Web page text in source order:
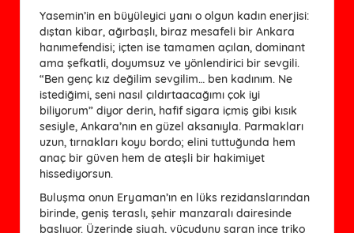
Yasemin’in en büyüleyici yanı o olgun kadın enerjisi:
dıştan kibar, ağırbaşlı, biraz mesafeli bir Ankara
hanımefendisi; içten ise tamamen açılan, dominant
ama şefkatli, doyumsuz ve yönlendirici bir sevgili.
“Ben genç kız değilim sevgilim… ben kadınım. Ne
istediğimi, seni nasıl çıldırtaacağımı çok iyi
biliyorum” diyor derin, hafif sigara içmiş gibi kısık
sesiyle, Ankara’nın en güzel aksanıyla. Parmakları
uzun, tırnakları koyu bordo; elini tuttuğunda hem
anaç bir güven hem de ateşli bir hakimiyet
hissediyorsun.
Buluşma onun Eryaman’ın en lüks rezidanslarından
birinde, geniş teraslı, şehir manzaralı dairesinde
başlıyor. Üzerinde siyah, vücudunu saran ince triko